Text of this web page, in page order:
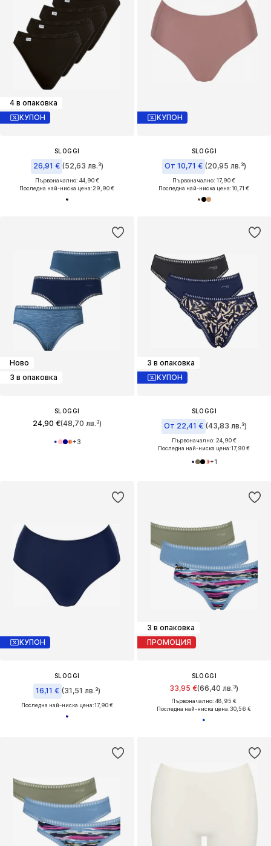
4 в опаковка
КУПОН
SLOGGI
26,91 € (52,63 лв.³)
Първоначално: 44,90 €
Последна най-ниска цена:29,90 €
КУПОН
SLOGGI
От 10,71 € (20,95 лв.³)
Първоначално: 17,90 €
Последна най-ниска цена:10,71 €
Ново
3 в опаковка
SLOGGI
24,90 €(48,70 лв.³)
+3
3 в опаковка
КУПОН
SLOGGI
От 22,41 € (43,83 лв.³)
Първоначално: 24,90 €
Последна най-ниска цена:17,90 €
+1
КУПОН
SLOGGI
16,11 € (31,51 лв.³)
Последна най-ниска цена:17,90 €
3 в опаковка
ПРОМОЦИЯ
SLOGGI
33,95 €(66,40 лв.³)
Първоначално: 48,95 €
Последна най-ниска цена:30,56 €